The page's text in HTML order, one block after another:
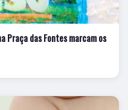
Praça das Fontes marcam os